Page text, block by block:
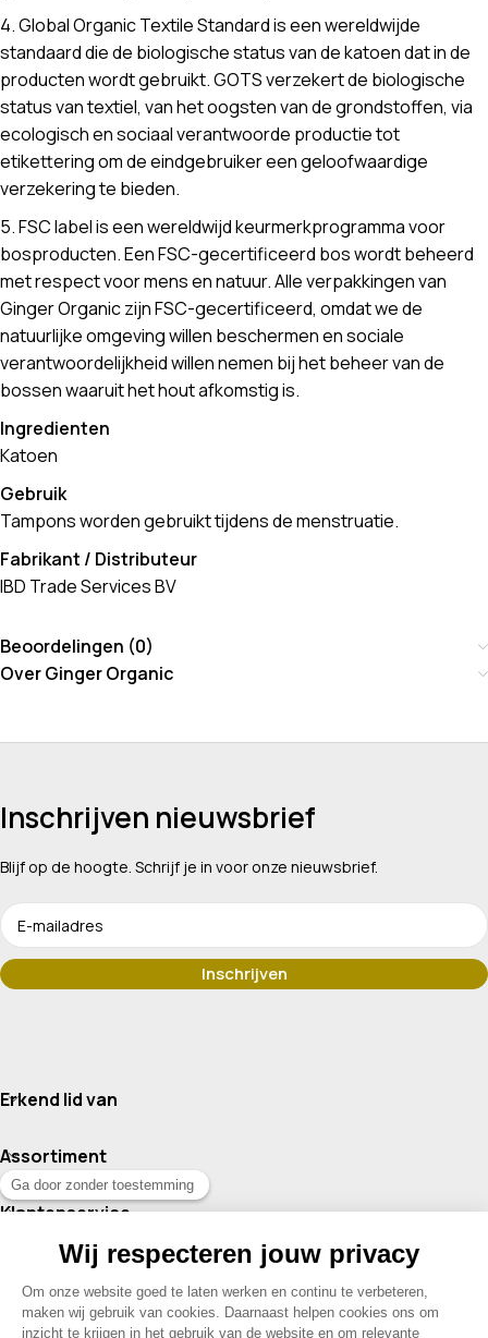
4. Global Organic Textile Standard is een wereldwijde
standaard die de biologische status van de katoen dat in de
producten wordt gebruikt. GOTS verzekert de biologische
status van textiel, van het oogsten van de grondstoffen, via
ecologisch en sociaal verantwoorde productie tot
etikettering om de eindgebruiker een geloofwaardige
verzekering te bieden.
5. FSC label is een wereldwijd keurmerkprogramma voor
bosproducten. Een FSC-gecertificeerd bos wordt beheerd
met respect voor mens en natuur. Alle verpakkingen van
Ginger Organic zijn FSC-gecertificeerd, omdat we de
natuurlijke omgeving willen beschermen en sociale
verantwoordelijkheid willen nemen bij het beheer van de
bossen waaruit het hout afkomstig is.
Ingredienten
Katoen
Gebruik
Tampons worden gebruikt tijdens de menstruatie.
Fabrikant / Distributeur
IBD Trade Services BV
Beoordelingen (0)
Over Ginger Organic
Inschrijven nieuwsbrief
Blijf op de hoogte. Schrijf je in voor onze nieuwsbrief.
Erkend lid van
Assortiment
Klantenservice
Contact
© 2026 Drogisterij Het Geheim | Alle rechten voorbehouden |